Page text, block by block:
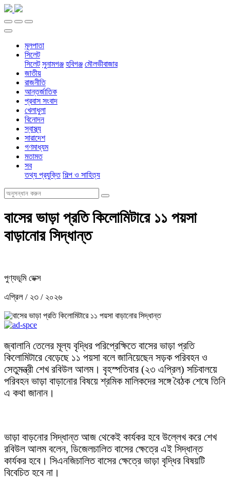
মূলপাতা
সিলেট
সিলেট সুনামগঞ্জ হবিগঞ্জ মৌলভীবাজার
জাতীয়
রাজনীতি
আন্তর্জাতিক
প্রবাস সংবাদ
খেলাধুলা
বিনোদন
স্বাস্থ্য
সারাদেশ
গণমাধ্যম
মতামত
সব
তথ্য প্রযুক্তি শিল্প ও সাহিত্য
বাসের ভাড়া প্রতি কিলোমিটারে ১১ পয়সা
বাড়ানোর সিদ্ধান্ত
পুণ্যভূমি ডেক্স
এপ্রিল / ২৩ / ২০২৬
জ্বালানি তেলের মূল্য বৃদ্ধির পরিপ্রেক্ষিতে বাসের ভাড়া প্রতি
কিলোমিটারে বেড়েছে ১১ পয়সা বলে জানিয়েছেন সড়ক পরিবহন ও
সেতুমন্ত্রী শেখ রবিউল আলম। বৃহস্পতিবার (২৩ এপ্রিল) সচিবালয়ে
পরিবহন ভাড়া বাড়ানোর বিষয়ে শ্রমিক মালিকদের সঙ্গে বৈঠক শেষে তিনি
এ কথা জানান।
ভাড়া বাড়নোর সিদ্ধান্ত আজ থেকেই কার্যকর হবে উল্লেখ করে শেখ
রবিউল আলম বলেন, ডিজেলচালিত বাসের ক্ষেত্রে এই সিদ্ধান্ত
কার্যকর হবে। সিএনজিচালিত বাসের ক্ষেত্রে ভাড়া বৃদ্ধির বিষয়টি
বিবেচিত হবে না।